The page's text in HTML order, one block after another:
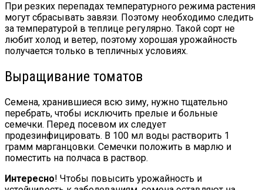
При резких перепадах температурного режима растения
могут сбрасывать завязи. Поэтому необходимо следить
за температурой в теплице регулярно. Такой сорт не
любит холод и ветер, поэтому хорошая урожайность
получается только в тепличных условиях.
Выращивание томатов
Семена, хранившиеся всю зиму, нужно тщательно
перебрать, чтобы исключить прелые и больные
семечки. Перед посевом их следует
продезинфицировать. В 100 мл воды растворить 1
грамм марганцовки. Семечки положить в марлю и
поместить на полчаса в раствор.
Интересно! Чтобы повысить урожайность и